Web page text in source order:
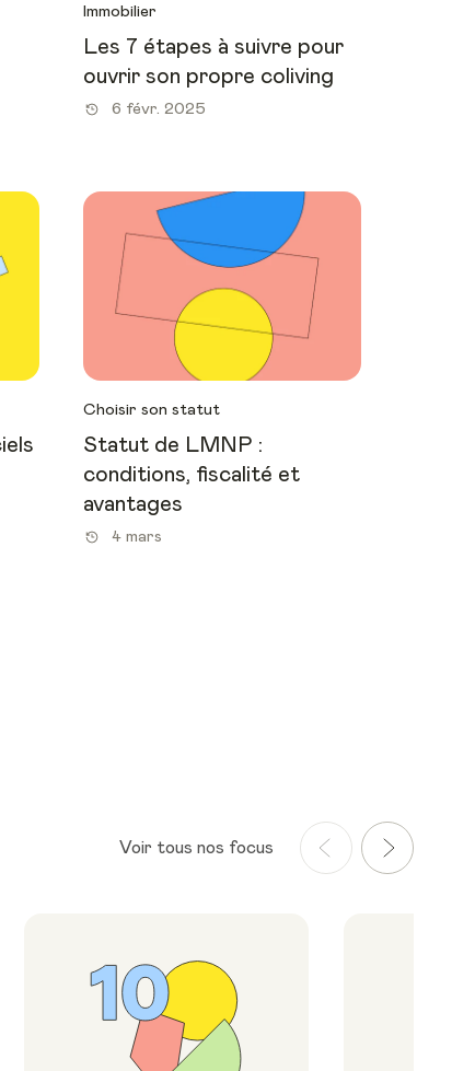
Immobilier
Les 7 étapes à suivre pour
ouvrir son propre coliving
6 févr. 2025
Choisir son statut
Statut de LMNP :
conditions, fiscalité et
avantages
4 mars
Voir tous nos focus